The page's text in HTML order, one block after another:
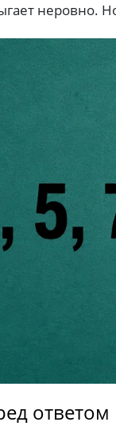
неровно.
ответом